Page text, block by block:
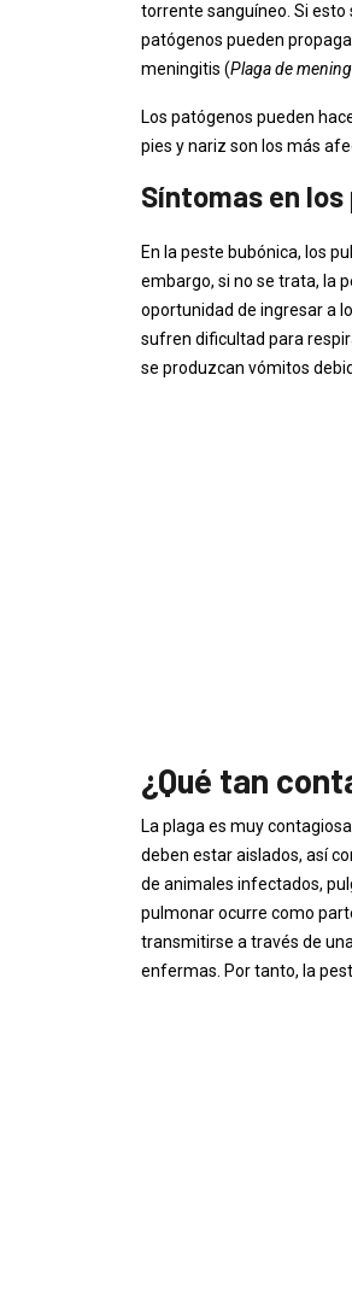
torrente sanguíneo. Si esto
patógenos pueden
meningitis (Plaga de
Los patógenos pueden
pies y nariz son los más
Síntomas en los
En la peste bubónica, los
embargo, si no se trata, la
oportunidad de ingresar a
sufren dificultad para
se produzcan vómitos
¿Qué tan
La plaga es muy
deben estar aislados, así
de animales infectados,
pulmonar ocurre como
transmitirse a través de
enfermas. Por tanto, la